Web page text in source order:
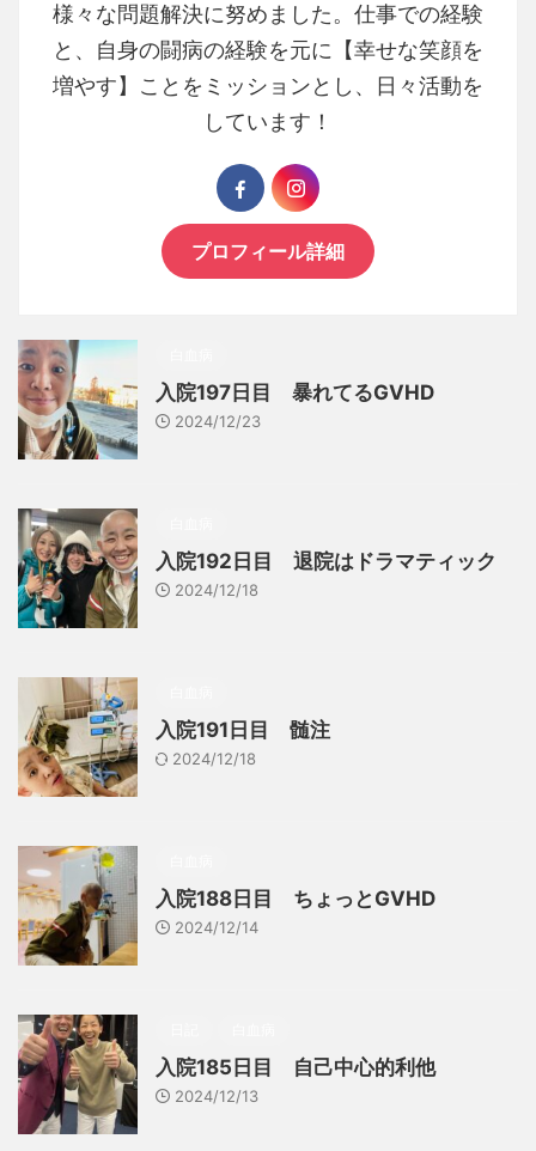
様々な問題解決に努めました。仕事での経験
と、自身の闘病の経験を元に【幸せな笑顔を
増やす】ことをミッションとし、日々活動を
しています！
プロフィール詳細
入院197日目 暴れてるGVHD
2024/12/23
入院192日目 退院はドラマティック
2024/12/18
入院191日目 髄注
2024/12/18
入院188日目 ちょっとGVHD
2024/12/14
入院185日目 自己中心的利他
2024/12/13